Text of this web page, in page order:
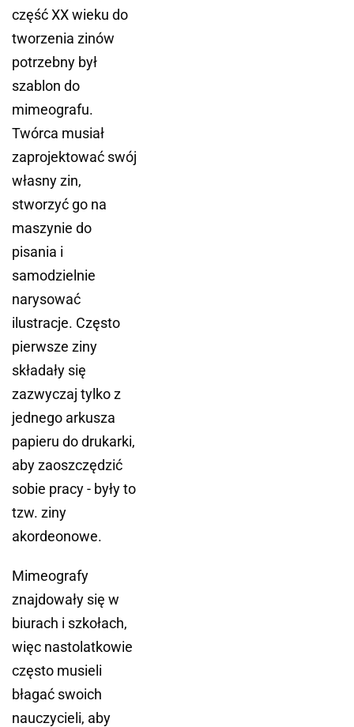
część XX wieku do
tworzenia zinów
potrzebny był
szablon do
mimeografu.
Twórca musiał
zaprojektować swój
własny zin,
stworzyć go na
maszynie do
pisania i
samodzielnie
narysować
ilustracje. Często
pierwsze ziny
składały się
zazwyczaj tylko z
jednego arkusza
papieru do drukarki,
aby zaoszczędzić
sobie pracy - były to
tzw. ziny
akordeonowe.
Mimeografy
znajdowały się w
biurach i szkołach,
więc nastolatkowie
często musieli
błagać swoich
nauczycieli, aby